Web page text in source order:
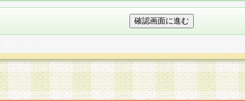
い。
6.当社は、お客様から当社が保有している個人情報の開示・訂正・追
められた場合には、ご本人様であることが当社にて確認できた場合
せ先となります。
第2条 会員の資格
1.会員とは、本規約等を承諾のうえ、当社所定の登録手続きを全て完